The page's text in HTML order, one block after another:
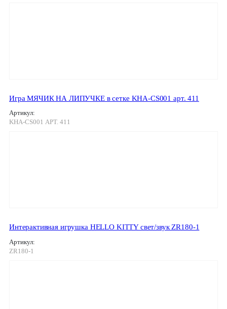
Игра МЯЧИК НА ЛИПУЧКЕ в сетке KHA-CS001 арт. 411
Артикул:
KHA-CS001 АРТ. 411
Интерактивная игрушка HELLO KITTY свет/звук ZR180-1
Артикул:
ZR180-1